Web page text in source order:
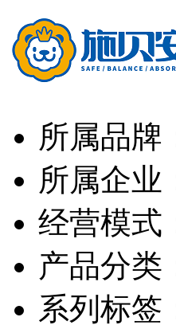
所属品牌
所属企业
经营模式
产品分类
系列标签